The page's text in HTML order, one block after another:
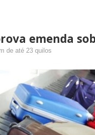
emenda
de até 23 quilos